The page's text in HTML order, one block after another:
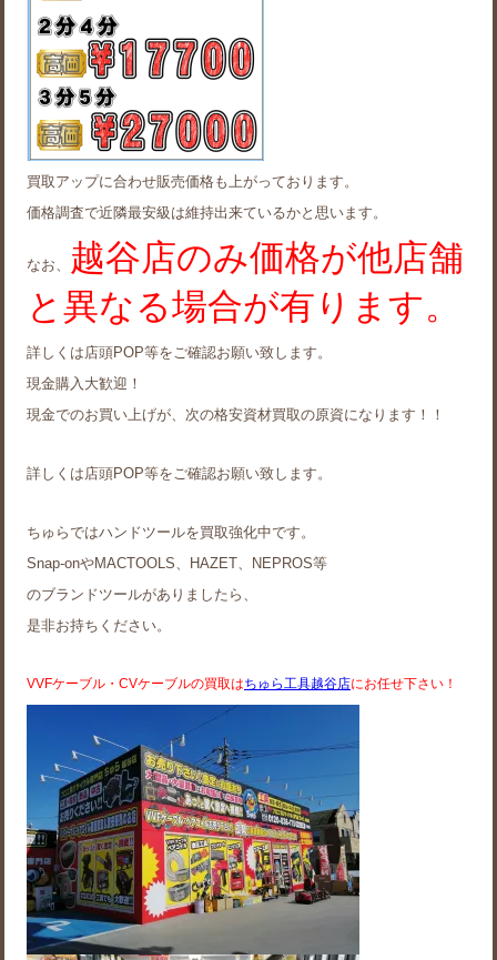
買取アップに合わせ販売価格も上がっております。
価格調査で近隣最安級は維持出来ているかと思います。
なお、
越谷店のみ価格が他店舗
と異なる場合が有ります。
詳しくは店頭POP等をご確認お願い致します。
現金購入大歓迎！
現金でのお買い上げが、次の格安資材買取の原資になります！！
詳しくは店頭POP等をご確認お願い致します。
ちゅらではハンドツールを買取強化中です。
Snap-onやMACTOOLS、HAZET、NEPROS等
のブランドツールがありましたら、
是非お持ちください。
VVFケーブル・CVケーブルの買取はちゅら工具越谷店にお任せ下さい！